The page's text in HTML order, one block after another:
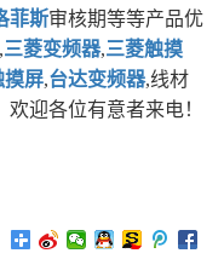
菲斯审核期等等产品优
,三菱变频器,三菱触摸
摸屏,台达变频器,线材
欢迎各位有意者来电！